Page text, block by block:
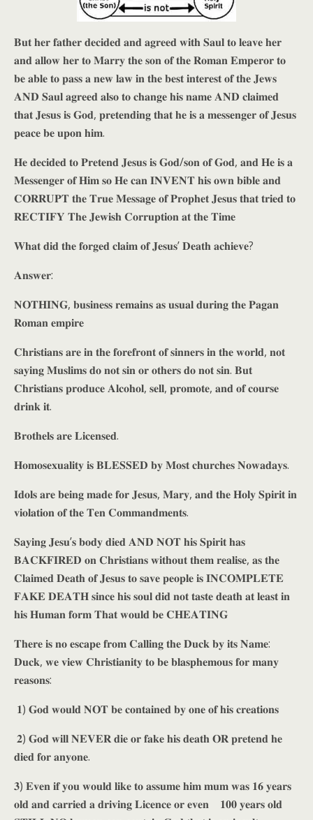
𝐁𝐮𝐭 𝐡𝐞𝐫 𝐟𝐚𝐭𝐡𝐞𝐫 𝐝𝐞𝐜𝐢𝐝𝐞𝐝 𝐚𝐧𝐝 𝐚𝐠𝐫𝐞𝐞𝐝 𝐰𝐢𝐭𝐡 𝐒𝐚𝐮𝐥 𝐭𝐨 𝐥𝐞𝐚𝐯𝐞 𝐡𝐞𝐫
𝐚𝐧𝐝 𝐚𝐥𝐥𝐨𝐰 𝐡𝐞𝐫 𝐭𝐨 𝐌𝐚𝐫𝐫𝐲 𝐭𝐡𝐞 𝐬𝐨𝐧 𝐨𝐟 𝐭𝐡𝐞 𝐑𝐨𝐦𝐚𝐧 𝐄𝐦𝐩𝐞𝐫𝐨𝐫 𝐭𝐨
𝐛𝐞 𝐚𝐛𝐥𝐞 𝐭𝐨 𝐩𝐚𝐬𝐬 𝐚 𝐧𝐞𝐰 𝐥𝐚𝐰 𝐢𝐧 𝐭𝐡𝐞 𝐛𝐞𝐬𝐭 𝐢𝐧𝐭𝐞𝐫𝐞𝐬𝐭 𝐨𝐟 𝐭𝐡𝐞 𝐉𝐞𝐰𝐬
𝐀𝐍𝐃 𝐒𝐚𝐮𝐥 𝐚𝐠𝐫𝐞𝐞𝐝 𝐚𝐥𝐬𝐨 𝐭𝐨 𝐜𝐡𝐚𝐧𝐠𝐞 𝐡𝐢𝐬 𝐧𝐚𝐦𝐞 𝐀𝐍𝐃 𝐜𝐥𝐚𝐢𝐦𝐞𝐝
𝐭𝐡𝐚𝐭 𝐉𝐞𝐬𝐮𝐬 𝐢𝐬 𝐆𝐨𝐝, 𝐩𝐫𝐞𝐭𝐞𝐧𝐝𝐢𝐧𝐠 𝐭𝐡𝐚𝐭 𝐡𝐞 𝐢𝐬 𝐚 𝐦𝐞𝐬𝐬𝐞𝐧𝐠𝐞𝐫 𝐨𝐟 𝐉𝐞𝐬𝐮𝐬
𝐩𝐞𝐚𝐜𝐞 𝐛𝐞 𝐮𝐩𝐨𝐧 𝐡𝐢𝐦.
𝐇𝐞 𝐝𝐞𝐜𝐢𝐝𝐞𝐝 𝐭𝐨 𝐏𝐫𝐞𝐭𝐞𝐧𝐝 𝐉𝐞𝐬𝐮𝐬 𝐢𝐬 𝐆𝐨𝐝/𝐬𝐨𝐧 𝐨𝐟 𝐆𝐨𝐝, 𝐚𝐧𝐝 𝐇𝐞 𝐢𝐬 𝐚
𝐌𝐞𝐬𝐬𝐞𝐧𝐠𝐞𝐫 𝐨𝐟 𝐇𝐢𝐦 𝐬𝐨 𝐇𝐞 𝐜𝐚𝐧 𝐈𝐍𝐕𝐄𝐍𝐓 𝐡𝐢𝐬 𝐨𝐰𝐧 𝐛𝐢𝐛𝐥𝐞 𝐚𝐧𝐝
𝐂𝐎𝐑𝐑𝐔𝐏𝐓 𝐭𝐡𝐞 𝐓𝐫𝐮𝐞 𝐌𝐞𝐬𝐬𝐚𝐠𝐞 𝐨𝐟 𝐏𝐫𝐨𝐩𝐡𝐞𝐭 𝐉𝐞𝐬𝐮𝐬 𝐭𝐡𝐚𝐭 𝐭𝐫𝐢𝐞𝐝 𝐭𝐨
𝐑𝐄𝐂𝐓𝐈𝐅𝐘 𝐓𝐡𝐞 𝐉𝐞𝐰𝐢𝐬𝐡 𝐂𝐨𝐫𝐫𝐮𝐩𝐭𝐢𝐨𝐧 𝐚𝐭 𝐭𝐡𝐞 𝐓𝐢𝐦𝐞
𝐖𝐡𝐚𝐭 𝐝𝐢𝐝 𝐭𝐡𝐞 𝐟𝐨𝐫𝐠𝐞𝐝 𝐜𝐥𝐚𝐢𝐦 𝐨𝐟 𝐉𝐞𝐬𝐮𝐬’ 𝐃𝐞𝐚𝐭𝐡 𝐚𝐜𝐡𝐢𝐞𝐯𝐞?
𝐀𝐧𝐬𝐰𝐞𝐫:
𝐍𝐎𝐓𝐇𝐈𝐍𝐆, 𝐛𝐮𝐬𝐢𝐧𝐞𝐬𝐬 𝐫𝐞𝐦𝐚𝐢𝐧𝐬 𝐚𝐬 𝐮𝐬𝐮𝐚𝐥 𝐝𝐮𝐫𝐢𝐧𝐠 𝐭𝐡𝐞 𝐏𝐚𝐠𝐚𝐧
𝐑𝐨𝐦𝐚𝐧 𝐞𝐦𝐩𝐢𝐫𝐞
𝐂𝐡𝐫𝐢𝐬𝐭𝐢𝐚𝐧𝐬 𝐚𝐫𝐞 𝐢𝐧 𝐭𝐡𝐞 𝐟𝐨𝐫𝐞𝐟𝐫𝐨𝐧𝐭 𝐨𝐟 𝐬𝐢𝐧𝐧𝐞𝐫𝐬 𝐢𝐧 𝐭𝐡𝐞 𝐰𝐨𝐫𝐥𝐝, 𝐧𝐨𝐭
𝐬𝐚𝐲𝐢𝐧𝐠 𝐌𝐮𝐬𝐥𝐢𝐦𝐬 𝐝𝐨 𝐧𝐨𝐭 𝐬𝐢𝐧 𝐨𝐫 𝐨𝐭𝐡𝐞𝐫𝐬 𝐝𝐨 𝐧𝐨𝐭 𝐬𝐢𝐧. 𝐁𝐮𝐭
𝐂𝐡𝐫𝐢𝐬𝐭𝐢𝐚𝐧𝐬 𝐩𝐫𝐨𝐝𝐮𝐜𝐞 𝐀𝐥𝐜𝐨𝐡𝐨𝐥, 𝐬𝐞𝐥𝐥, 𝐩𝐫𝐨𝐦𝐨𝐭𝐞, 𝐚𝐧𝐝 𝐨𝐟 𝐜𝐨𝐮𝐫𝐬𝐞
𝐝𝐫𝐢𝐧𝐤 𝐢𝐭.
𝐁𝐫𝐨𝐭𝐡𝐞𝐥𝐬 𝐚𝐫𝐞 𝐋𝐢𝐜𝐞𝐧𝐬𝐞𝐝.
𝐇𝐨𝐦𝐨𝐬𝐞𝐱𝐮𝐚𝐥𝐢𝐭𝐲 𝐢𝐬 𝐁𝐋𝐄𝐒𝐒𝐄𝐃 𝐛𝐲 𝐌𝐨𝐬𝐭 𝐜𝐡𝐮𝐫𝐜𝐡𝐞𝐬 𝐍𝐨𝐰𝐚𝐝𝐚𝐲𝐬.
𝐈𝐝𝐨𝐥𝐬 𝐚𝐫𝐞 𝐛𝐞𝐢𝐧𝐠 𝐦𝐚𝐝𝐞 𝐟𝐨𝐫 𝐉𝐞𝐬𝐮𝐬, 𝐌𝐚𝐫𝐲, 𝐚𝐧𝐝 𝐭𝐡𝐞 𝐇𝐨𝐥𝐲 𝐒𝐩𝐢𝐫𝐢𝐭 𝐢𝐧
𝐯𝐢𝐨𝐥𝐚𝐭𝐢𝐨𝐧 𝐨𝐟 𝐭𝐡𝐞 𝐓𝐞𝐧 𝐂𝐨𝐦𝐦𝐚𝐧𝐝𝐦𝐞𝐧𝐭𝐬.
𝐒𝐚𝐲𝐢𝐧𝐠 𝐉𝐞𝐬𝐮’𝐬 𝐛𝐨𝐝𝐲 𝐝𝐢𝐞𝐝 𝐀𝐍𝐃 𝐍𝐎𝐓 𝐡𝐢𝐬 𝐒𝐩𝐢𝐫𝐢𝐭 𝐡𝐚𝐬
𝐁𝐀𝐂𝐊𝐅𝐈𝐑𝐄𝐃 𝐨𝐧 𝐂𝐡𝐫𝐢𝐬𝐭𝐢𝐚𝐧𝐬 𝐰𝐢𝐭𝐡𝐨𝐮𝐭 𝐭𝐡𝐞𝐦 𝐫𝐞𝐚𝐥𝐢𝐬𝐞, 𝐚𝐬 𝐭𝐡𝐞
𝐂𝐥𝐚𝐢𝐦𝐞𝐝 𝐃𝐞𝐚𝐭𝐡 𝐨𝐟 𝐉𝐞𝐬𝐮𝐬 𝐭𝐨 𝐬𝐚𝐯𝐞 𝐩𝐞𝐨𝐩𝐥𝐞 𝐢𝐬 𝐈𝐍𝐂𝐎𝐌𝐏𝐋𝐄𝐓𝐄
𝐅𝐀𝐊𝐄 𝐃𝐄𝐀𝐓𝐇 𝐬𝐢𝐧𝐜𝐞 𝐡𝐢𝐬 𝐬𝐨𝐮𝐥 𝐝𝐢𝐝 𝐧𝐨𝐭 𝐭𝐚𝐬𝐭𝐞 𝐝𝐞𝐚𝐭𝐡 𝐚𝐭 𝐥𝐞𝐚𝐬𝐭 𝐢𝐧
𝐡𝐢𝐬 𝐇𝐮𝐦𝐚𝐧 𝐟𝐨𝐫𝐦 𝐓𝐡𝐚𝐭 𝐰𝐨𝐮𝐥𝐝 𝐛𝐞 𝐂𝐇𝐄𝐀𝐓𝐈𝐍𝐆
𝐓𝐡𝐞𝐫𝐞 𝐢𝐬 𝐧𝐨 𝐞𝐬𝐜𝐚𝐩𝐞 𝐟𝐫𝐨𝐦 𝐂𝐚𝐥𝐥𝐢𝐧𝐠 𝐭𝐡𝐞 𝐃𝐮𝐜𝐤 𝐛𝐲 𝐢𝐭𝐬 𝐍𝐚𝐦𝐞:
𝐃𝐮𝐜𝐤, 𝐰𝐞 𝐯𝐢𝐞𝐰 𝐂𝐡𝐫𝐢𝐬𝐭𝐢𝐚𝐧𝐢𝐭𝐲 𝐭𝐨 𝐛𝐞 𝐛𝐥𝐚𝐬𝐩𝐡𝐞𝐦𝐨𝐮𝐬 𝐟𝐨𝐫 𝐦𝐚𝐧𝐲
𝐫𝐞𝐚𝐬𝐨𝐧𝐬:
𝟏) 𝐆𝐨𝐝 𝐰𝐨𝐮𝐥𝐝 𝐍𝐎𝐓 𝐛𝐞 𝐜𝐨𝐧𝐭𝐚𝐢𝐧𝐞𝐝 𝐛𝐲 𝐨𝐧𝐞 𝐨𝐟 𝐡𝐢𝐬 𝐜𝐫𝐞𝐚𝐭𝐢𝐨𝐧𝐬
𝟐) 𝐆𝐨𝐝 𝐰𝐢𝐥𝐥 𝐍𝐄𝐕𝐄𝐑 𝐝𝐢𝐞 𝐨𝐫 𝐟𝐚𝐤𝐞 𝐡𝐢𝐬 𝐝𝐞𝐚𝐭𝐡 𝐎𝐑 𝐩𝐫𝐞𝐭𝐞𝐧𝐝 𝐡𝐞
𝐝𝐢𝐞𝐝 𝐟𝐨𝐫 𝐚𝐧𝐲𝐨𝐧𝐞.
𝟑) 𝐄𝐯𝐞𝐧 𝐢𝐟 𝐲𝐨𝐮 𝐰𝐨𝐮𝐥𝐝 𝐥𝐢𝐤𝐞 𝐭𝐨 𝐚𝐬𝐬𝐮𝐦𝐞 𝐡𝐢𝐦 𝐦𝐮𝐦 𝐰𝐚𝐬 𝟏𝟔 𝐲𝐞𝐚𝐫𝐬
𝐨𝐥𝐝 𝐚𝐧𝐝 𝐜𝐚𝐫𝐫𝐢𝐞𝐝 𝐚 𝐝𝐫𝐢𝐯𝐢𝐧𝐠 𝐋𝐢𝐜𝐞𝐧𝐜𝐞 𝐨𝐫 𝐞𝐯𝐞𝐧 𝟏𝟎𝟎 𝐲𝐞𝐚𝐫𝐬 𝐨𝐥𝐝